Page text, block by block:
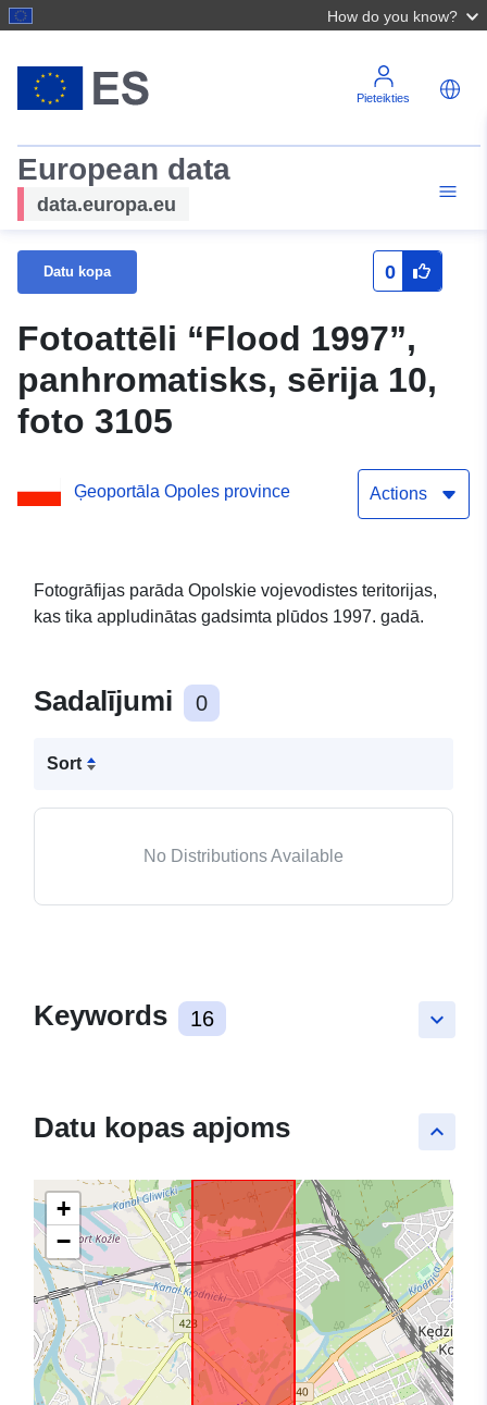
How do you know?
Pieteikties
European data
data.europa.eu
Datu kopa 0
Fotoattēli “Flood 1997”,
panhromatisks, sērija 10,
foto 3105
Ģeoportāla Opoles province Actions
Fotogrāfijas parāda Opolskie vojevodistes teritorijas,
kas tika appludinātas gadsimta plūdos 1997. gadā.
Sadalījumi 0
Sort
No Distributions Available
keyboard_arrow_down
Keywords 16
keyboard_arrow_up
Datu kopas apjoms
+
−